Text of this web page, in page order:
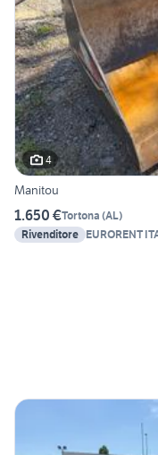
4
Manitou
1.650 €Tortona (AL)
Rivenditore EURORENT